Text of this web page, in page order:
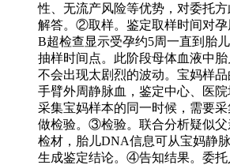
性、无流产风险等优势，对委托
解答。②取样。鉴定取样时间对孕
B超检查显示受孕约5周一直到胎
抽样时间点。此阶段母体血液中
不会出现太剧烈的波动。宝妈样品
手臂外周静脉血，鉴定中心、医院
采集宝妈样本的同一时候，需要
做检验。③检验。联合分析疑似
检材，胎儿DNA信息可从宝妈静
生成鉴定结论。④告知结果。委托